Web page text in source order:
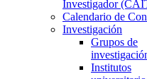
Investigador
Calendario de
Investigación
Grupos de
Institutos